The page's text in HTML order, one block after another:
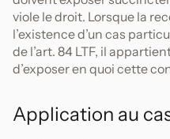
viole le droit. Lorsque la
l’existence d’un cas
de l’art. 84 LTF, il
d’exposer en quoi cette
Application au